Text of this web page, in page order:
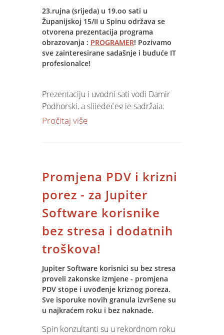
AutoCAD - 1.stupanj(45 sati) :
17.studeni od 19 h
Grupe su do deset polaznika!
Informirajte se sada, upišite se već
danas!
Cjenik pogledajte pod :
23.rujna (srijeda) u 19.oo sati u
Županijskoj 15/II u Spinu održava se
otvorena prezentacija programa
obrazovanja : PROGRAMER! Pozivamo
sve zainteresirane sadašnje i buduće IT
profesionalce!
Prezentaciju i uvodni sati vodi Damir
Podhorski, a slijedećeg je sadržaja:
- o programu i nastavnim cjelinama (
- alati VB-a
- primjeri i aplikacije koje će
završetkom polaznik samostalno moći
izraditi
Navedeni program od 200 sati
verificiran je od strane Ministarstva
Ukupna cijena: 5.150,00 ( gotovina),
5.300 (na rate ili poduzećem)
Upišite se i vi u 14 generaciju
Pročitaj više
Promjena PDV i krizni
porez - za Jupiter
Software korisnike
bez stresa i dodatnih
troškova!
Jupiter Software korisnici su bez stresa
proveli zakonske izmjene - promjena
PDV stope i uvođenje kriznog poreza.
Sve isporuke novih granula izvršene su
u najkraćem roku i bez naknade.
Spin konzultanti su u rekordnom roku